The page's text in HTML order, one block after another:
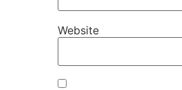
Website